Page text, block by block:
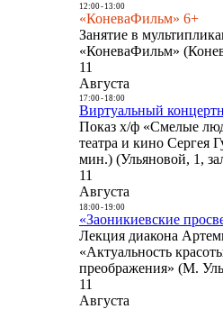
12:00- 13:00
«КоневаФильм» 6+
Занятие в
«КоневаФильм»
11
Августа
17:00- 18:00
Виртуальный
Показ х/ф «Смелые
театра и кино Сергея
мин.) (Ульяновой, 1,
11
Августа
18:00- 19:00
«Заоникиевские
Лекция диакона
«Актуальность
преображения» (М.
11
Августа